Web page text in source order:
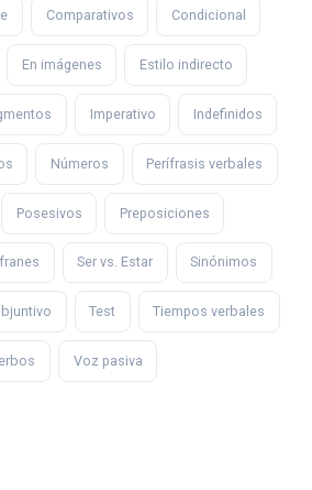
Comparativos Condicional
En imágenes Estilo indirecto
Imperativo Indefinidos
Números Perífrasis verbales
Posesivos Preposiciones
Ser vs. Estar Sinónimos
Test Tiempos verbales
Voz pasiva